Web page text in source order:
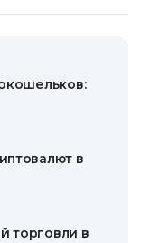
в
торговли в